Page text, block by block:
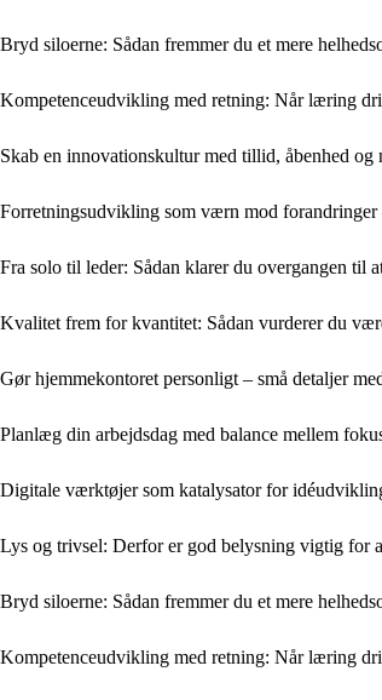
Bryd siloerne: Sådan fremmer du et mere
Kompetenceudvikling med retning: Når læring
Skab en innovationskultur med tillid, åbenhed og
Forretningsudvikling som værn mod forandringer
Fra solo til leder: Sådan klarer du overgangen til
Kvalitet frem for kvantitet: Sådan vurderer du
Gør hjemmekontoret personligt – små detaljer
Planlæg din arbejdsdag med balance mellem
Digitale værktøjer som katalysator for
Lys og trivsel: Derfor er god belysning vigtig for
Bryd siloerne: Sådan fremmer du et mere
Kompetenceudvikling med retning: Når læring